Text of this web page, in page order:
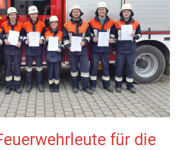
für die